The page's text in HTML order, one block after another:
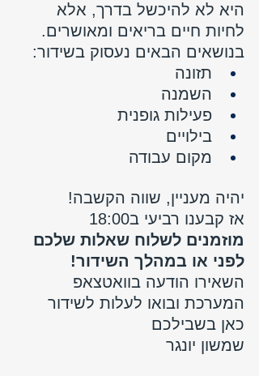
היא לא להיכשל בדרך, אלא
לחיות חיים בריאים ומאושרים.
בנושאים הבאים נעסוק בשידור:
תזונה
השמנה
פעילות גופנית
בילויים
מקום עבודה
יהיה מעניין, שווה הקשבה!
אז קבענו רביעי ב18:00
מוזמנים לשלוח שאלות שלכם
לפני או במהלך השידור!
השאירו הודעה בוואטצאפ
המערכת ובואו לעלות לשידור
כאן בשבילכם
שמשון יונגר